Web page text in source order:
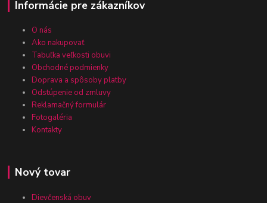
Informácie pre zákazníkov
O nás
Ako nakupovať
Tabuľka veľkosti obuvi
Obchodné podmienky
Doprava a spôsoby platby
Odstúpenie od zmluvy
Reklamačný formulár
Fotogaléria
Kontakty
Nový tovar
Dievčenská obuv